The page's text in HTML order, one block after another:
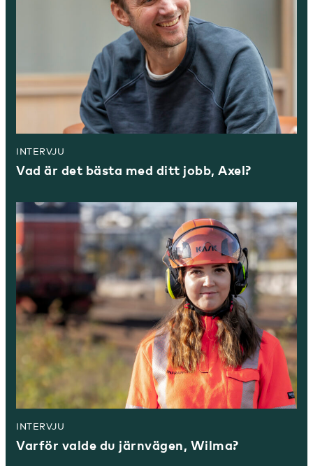
INTERVJU
Vad är det bästa med ditt jobb, Axel?
INTERVJU
Varför valde du järnvägen, Wilma?